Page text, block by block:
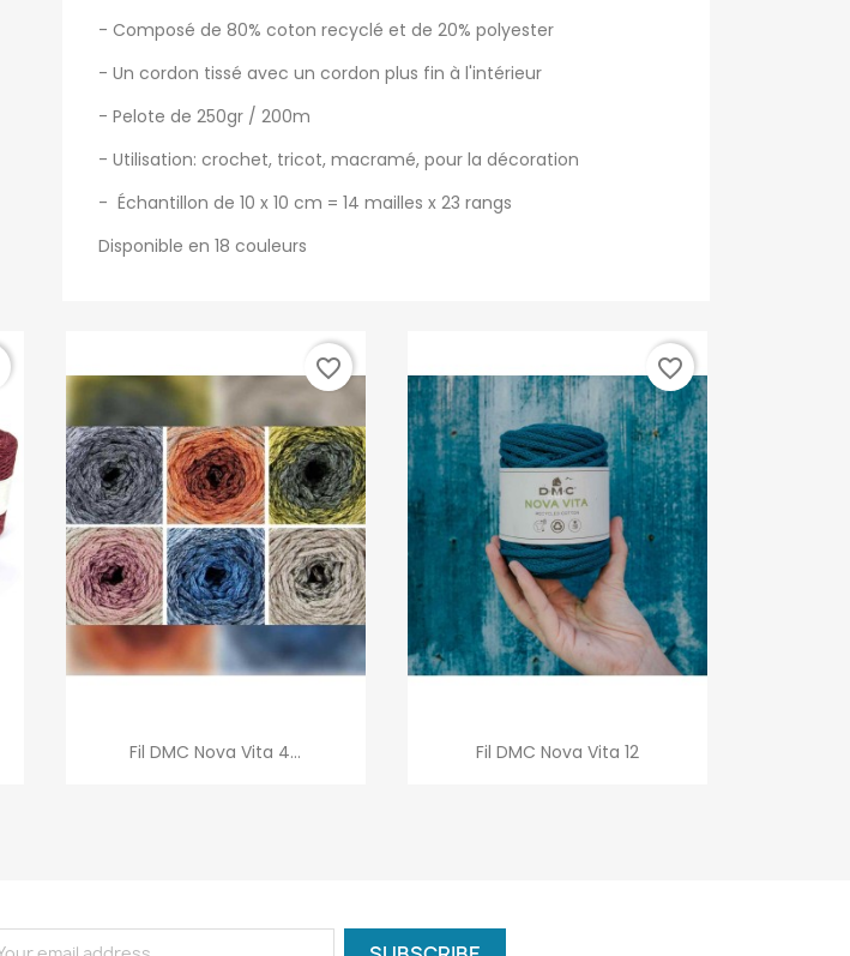
- Composé de 80% coton recyclé et de 20% polyester
- Un cordon tissé avec un cordon plus fin à l'intérieur
- Pelote de 250gr / 200m
- Utilisation: crochet, tricot, macramé, pour la décoration
- Échantillon de 10 x 10 cm = 14 mailles x 23 rangs
Disponible en 18 couleurs
Quick view
Fil DMC Nova Vita 4...
favorite_border
Quick view
Fil DMC Nova Vita 12
favorite_border